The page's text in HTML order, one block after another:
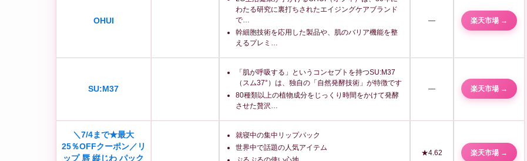
OHUI
わたる研究に裏打ちされたエイジングケアブランド
で…
幹細胞技術を応用した製品や、肌のバリア機能を整
えるプレミ…
— 楽天市場 →
SU:M37
「肌が呼吸する」というコンセプトを持つSU:M37
（スム37°）は、独自の「自然発酵技術」が特徴です
80種類以上の植物成分をじっくり時間をかけて発酵
させた贅沢…
— 楽天市場 →
＼7/4まで★最大
25％OFFクーポン／リ
ップ 唇 縦じわ パック
就寝中の集中リップパック
世界中で話題の人気アイテム
★4.62 楽天市場 →